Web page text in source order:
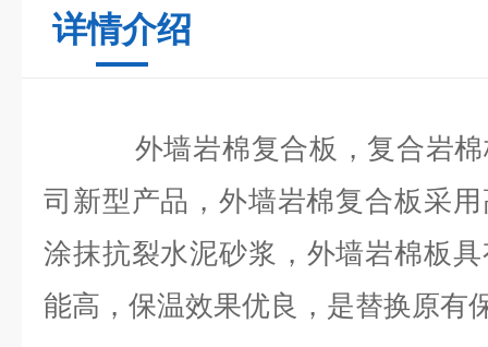
详情介绍
外墙岩棉复合板 ，复合岩
司新型产品，外墙岩棉复合板采
涂抹抗裂水泥砂浆， 外墙岩棉板
能高，保温效果优良，是替换原有